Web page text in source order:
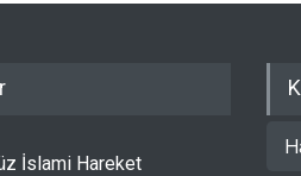
İslami Hareket